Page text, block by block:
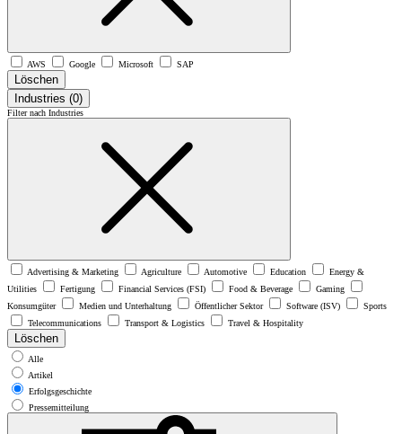
AWS Google Microsoft SAP
Löschen
Industries (0)
Filter nach Industries
Advertising & Marketing Agriculture Automotive Education
Energy &
Utilities
Fertigung Financial Services (FSI) Food & Beverage
Gaming
Konsumgüter
Medien und Unterhaltung Öffentlicher Sektor Software (ISV)
Sports
Telecommunications
Transport & Logistics Travel & Hospitality
Löschen
Alle
Artikel
Erfolgsgeschichte
Pressemitteilung